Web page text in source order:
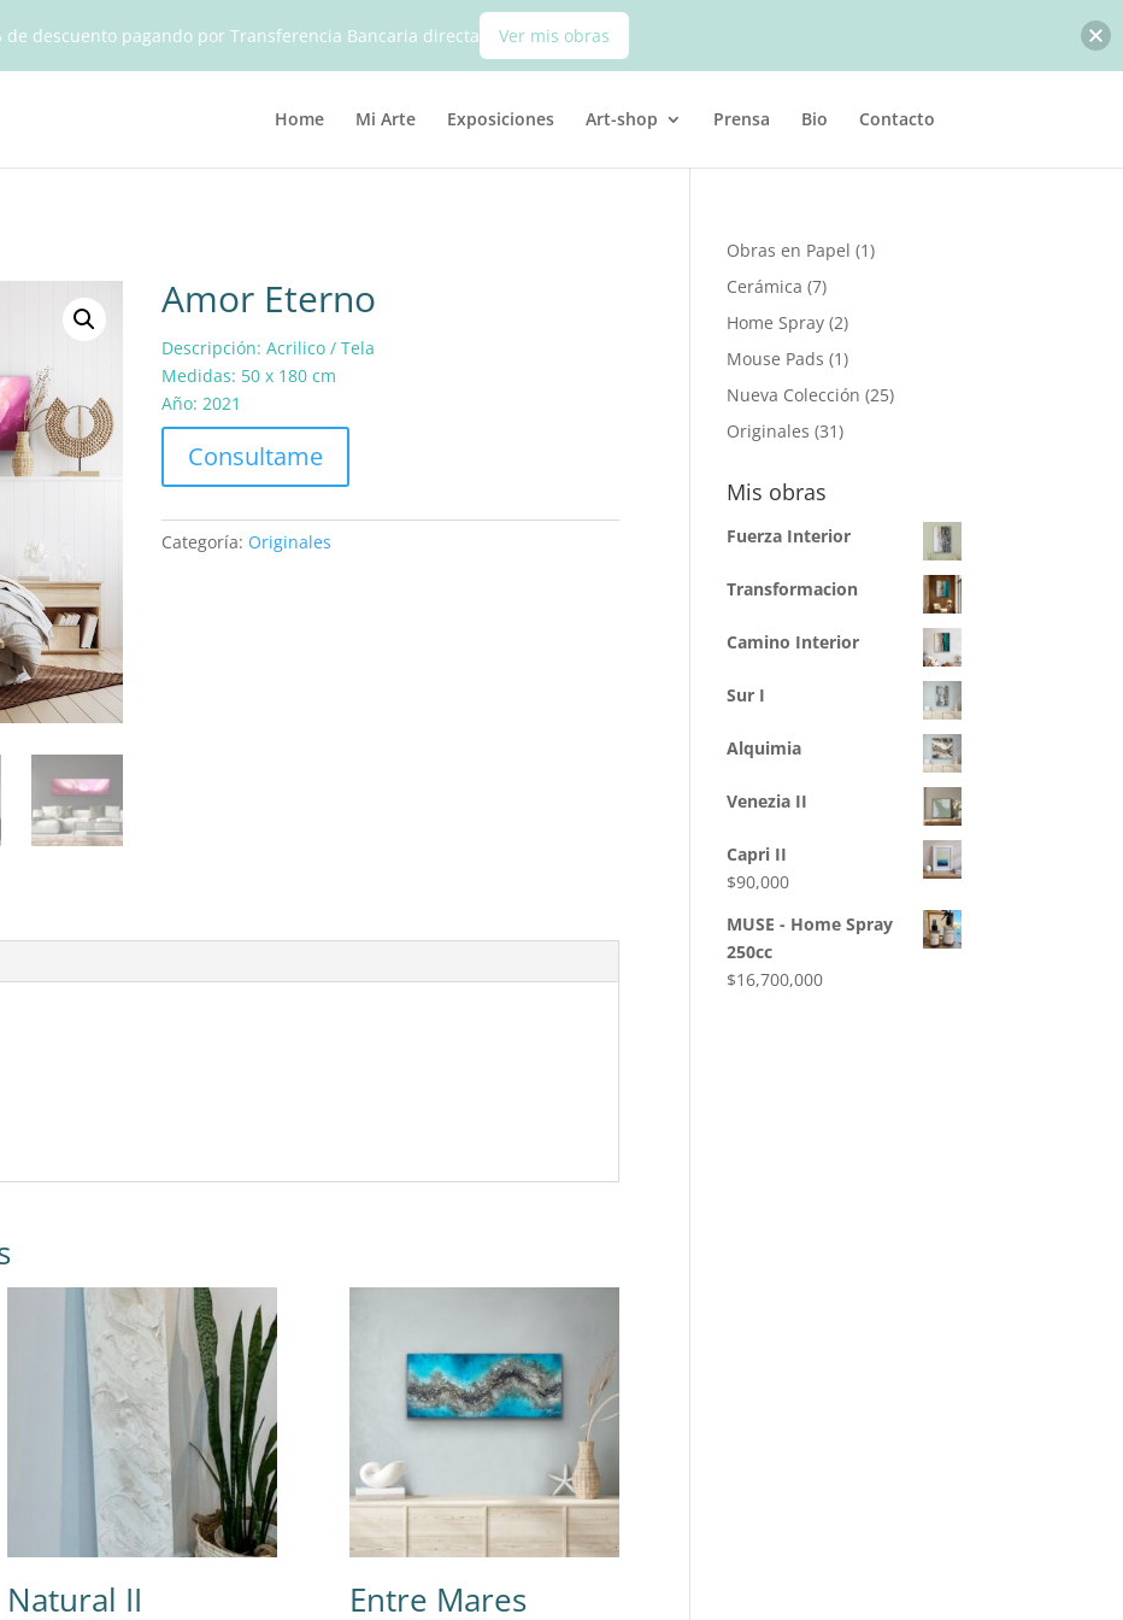
Home Mi Arte Exposiciones Art-shop Prensa Bio Contacto
Amor Eterno
Descripción: Acrilico / Tela
Medidas: 50 x 180 cm
Año: 2021
Categoría: Originales
Natural II Entre Mares
Obras en Papel 11
Cerámica 77
productos
Home Spray 22
productos
Mouse Pads 11
producto
Nueva Colección 2525
Originales 3131
Mis obras
Fuerza Interior
Transformacion
Camino Interior
Sur I
Alquimia
Venezia II
Capri II
$90,000
MUSE - Home Spray
250cc
$16,700,000
de descuento pagando por Transferencia Bancaria directa Ver mis obras